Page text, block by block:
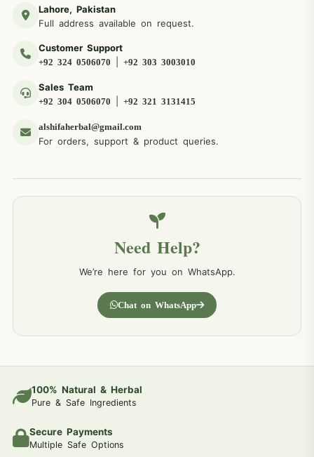
Lahore, Pakistan
Full address available on request.
Customer Support
+92 324 0506070 +92 303 3003010
Sales Team
+92 304 0506070 +92 321 3131415
alshifaherbal@gmail.com
For orders, support & product queries.
Need Help?
We’re here for you on WhatsApp.
Chat on WhatsApp
100% Natural & Herbal
Pure & Safe Ingredients
Secure Payments
Multiple Safe Options